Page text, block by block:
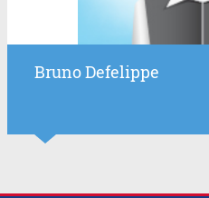
Bruno Defelippe